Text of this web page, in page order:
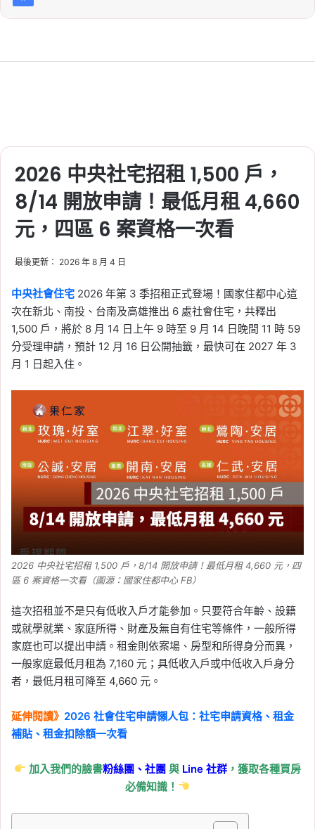
2026 中央社宅招租 1,500 戶，
8/14 開放申請！最低月租 4,660
元，四區 6 案資格一次看
最後更新： 2026 年 8 月 4 日
中央社會住宅 2026 年第 3 季招租正式登場！國家住都中心這
次在新北、南投、台南及高雄推出 6 處社會住宅，共釋出
1,500 戶，將於 8 月 14 日上午 9 時至 9 月 14 日晚間 11 時 59
分受理申請，預計 12 月 16 日公開抽籤，最快可在 2027 年 3
月 1 日起入住。
2026 中央社宅招租 1,500 戶，8/14 開放申請！最低月租 4,660 元，四
區 6 案資格一次看（圖源：國家住都中心 FB）
這次招租並不是只有低收入戶才能參加。只要符合年齡、設籍
或就學就業、家庭所得、財產及無自有住宅等條件，一般所得
家庭也可以提出申請。租金則依案場、房型和所得身分而異，
一般家庭最低月租為 7,160 元；具低收入戶或中低收入戶身分
者，最低月租可降至 4,660 元。
延伸閱讀》 2026 社會住宅申請懶人包：社宅申請資格、租金
補貼、租金扣除額一次看
加入我們的臉書粉絲團、社團與 Line社群 ，獲取各種買房
必備知識！